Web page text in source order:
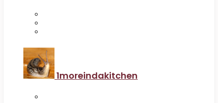
1moreindakitchen